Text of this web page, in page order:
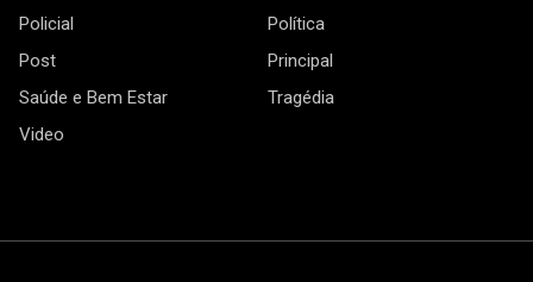
Policial
Política
Post
Principal
Saúde e Bem Estar
Tragédia
Video